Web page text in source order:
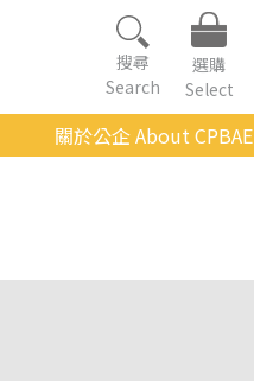
搜尋
Search
選購
Select
關於公企 About CPBAE
組織架構與人員職掌